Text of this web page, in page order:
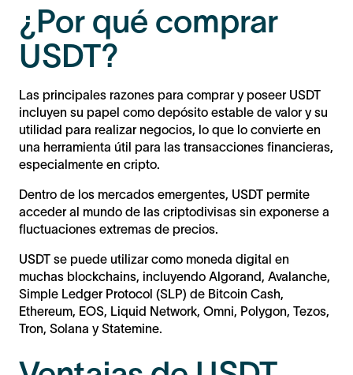
¿Por qué comprar
USDT?
Las principales razones para comprar y poseer USDT
incluyen su papel como depósito estable de valor y su
utilidad para realizar negocios, lo que lo convierte en
una herramienta útil para las transacciones financieras,
especialmente en cripto.
Dentro de los mercados emergentes, USDT permite
acceder al mundo de las criptodivisas sin exponerse a
fluctuaciones extremas de precios.
USDT se puede utilizar como moneda digital en
muchas blockchains, incluyendo Algorand, Avalanche,
Simple Ledger Protocol (SLP) de Bitcoin Cash,
Ethereum, EOS, Liquid Network, Omni, Polygon, Tezos,
Tron, Solana y Statemine.